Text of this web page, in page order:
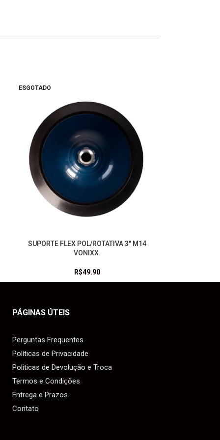
ESGOTADO
LEIA MAIS
SUPORTE FLEX POL/ROTATIVA 3″ M14
VONIXX.
R$49.90
PÁGINAS ÚTEIS
Perguntas Frequentes
Políticas de Privacidade
Politicas de Devolução e Troca
Termos e Condições
Entrega e Prazos
Contato